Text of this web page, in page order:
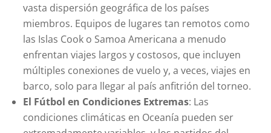
vasta dispersión geográfica de los países
miembros. Equipos de lugares tan remotos como
las Islas Cook o Samoa Americana a menudo
enfrentan viajes largos y costosos, que incluyen
múltiples conexiones de vuelo y, a veces, viajes en
barco, solo para llegar al país anfitrión del torneo.
El Fútbol en Condiciones Extremas: Las
condiciones climáticas en Oceanía pueden ser